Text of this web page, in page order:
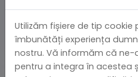
Utilizăm fișiere de tip cookie
îmbunătăți experiența
nostru. Vă informăm că
pentru a integra în acestea